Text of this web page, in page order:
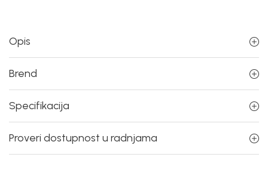
Opis
Brend
Specifikacija
Proveri dostupnost u radnjama